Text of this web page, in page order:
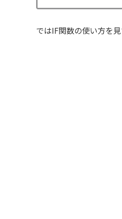
ではIF関数の使い方を見